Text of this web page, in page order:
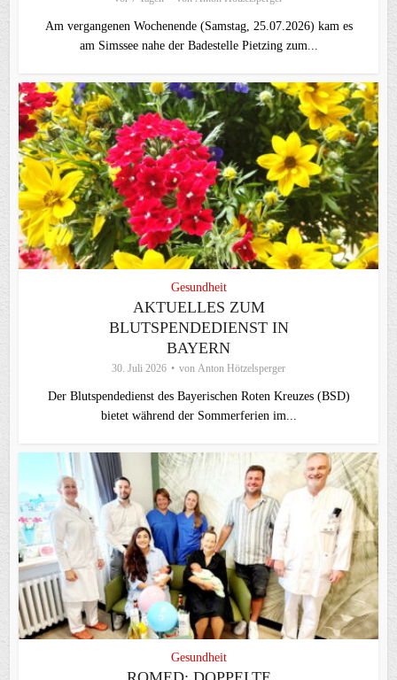
Am vergangenen Wochenende (Samstag, 25.07.2026) kam es
am Simssee nahe der Badestelle Pietzing zum...
Gesundheit
AKTUELLES ZUM
BLUTSPENDEDIENST IN
BAYERN
30. Juli 2026 von Anton Hötzelsperger
Der Blutspendedienst des Bayerischen Roten Kreuzes (BSD)
bietet während der Sommerferien im...
Gesundheit